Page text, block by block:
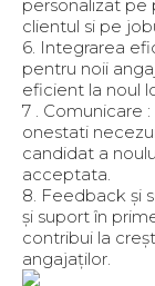
personalizat pe
clientul si pe
6. Integrarea
pentru noii
eficient la noul
7 . Comunicare
onestati
candidat a
acceptata.
8. Feedback și
și suport în
contribui la
angajaților.